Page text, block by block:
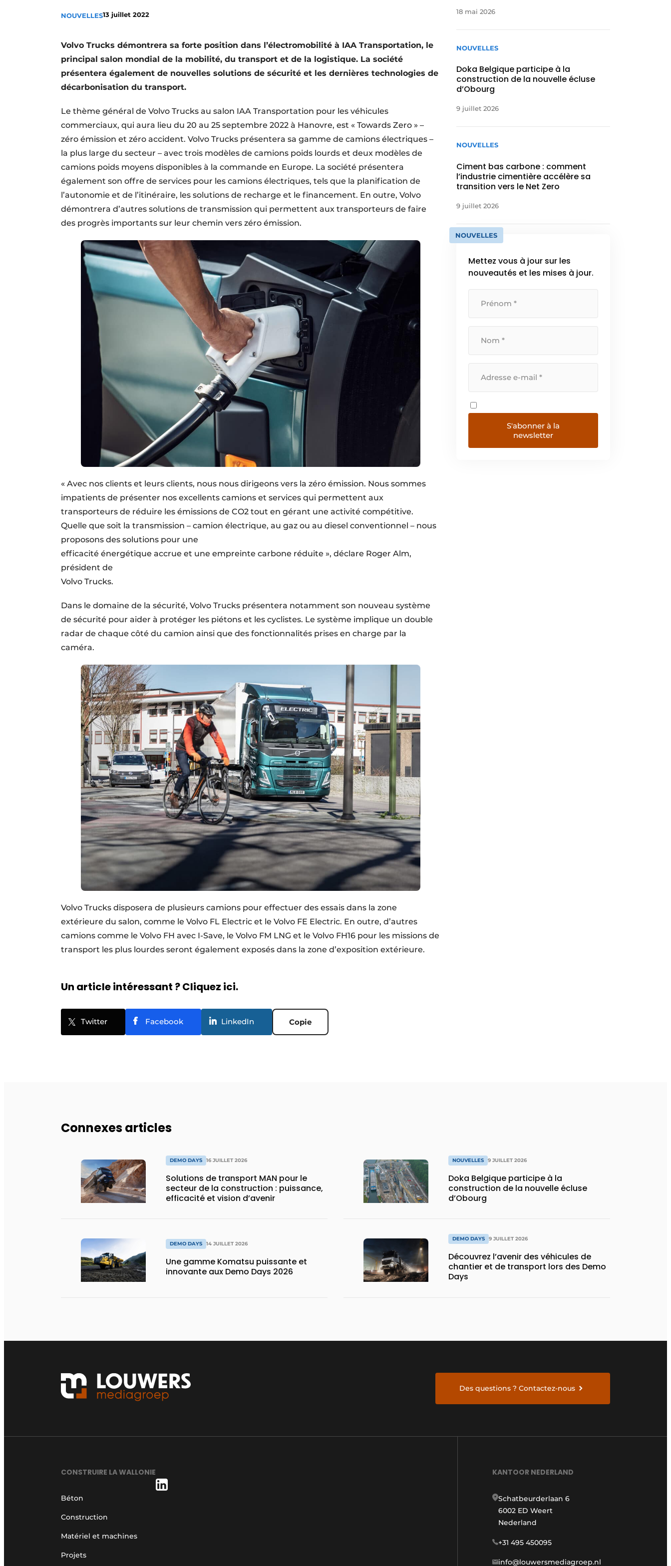
Termes et conditions
NOUVELLES13 juillet 2022
Volvo Trucks démontrera sa forte position dans l’électromobilité à IAA Transportation, le
principal salon mondial de la mobilité, du transport et de la logistique. La société
présentera également de nouvelles solutions de sécurité et les dernières technologies de
décarbonisation du transport.
Le thème général de Volvo Trucks au salon IAA Transportation pour les véhicules
commerciaux, qui aura lieu du 20 au 25 septembre 2022 à Hanovre, est « Towards Zero » –
zéro émission et zéro accident. Volvo Trucks présentera sa gamme de camions électriques –
la plus large du secteur – avec trois modèles de camions poids lourds et deux modèles de
camions poids moyens disponibles à la commande en Europe. La société présentera
également son offre de services pour les camions électriques, tels que la planification de
l’autonomie et de l’itinéraire, les solutions de recharge et le financement. En outre, Volvo
démontrera d’autres solutions de transmission qui permettent aux transporteurs de faire
des progrès importants sur leur chemin vers zéro émission.
« Avec nos clients et leurs clients, nous nous dirigeons vers la zéro émission. Nous sommes
impatients de présenter nos excellents camions et services qui permettent aux
transporteurs de réduire les émissions de CO2 tout en gérant une activité compétitive.
Quelle que soit la transmission – camion électrique, au gaz ou au diesel conventionnel – nous
proposons des solutions pour une
efficacité énergétique accrue et une empreinte carbone réduite », déclare Roger Alm,
président de
Volvo Trucks.
Dans le domaine de la sécurité, Volvo Trucks présentera notamment son nouveau système
de sécurité pour aider à protéger les piétons et les cyclistes. Le système implique un double
radar de chaque côté du camion ainsi que des fonctionnalités prises en charge par la
caméra.
Volvo Trucks disposera de plusieurs camions pour effectuer des essais dans la zone
extérieure du salon, comme le Volvo FL Electric et le Volvo FE Electric. En outre, d’autres
camions comme le Volvo FH avec I-Save, le Volvo FM LNG et le Volvo FH16 pour les missions de
transport les plus lourdes seront également exposés dans la zone d’exposition extérieure.
Un article intéressant ? Cliquez ici.
Twitter Facebook LinkedIn Copie
18 mai 2026
NOUVELLES
Doka Belgique participe à la
construction de la nouvelle écluse
d’Obourg
9 juillet 2026
NOUVELLES
Ciment bas carbone : comment
l’industrie cimentière accélère sa
transition vers le Net Zero
9 juillet 2026
NOUVELLES
Mettez vous à jour sur les
nouveautés et les mises à jour.
S'abonner à la
newsletter
Connexes articles
DEMO DAYS 16 JUILLET 2026
Solutions de transport MAN pour le
secteur de la construction : puissance,
efficacité et vision d’avenir
DEMO DAYS 14 JUILLET 2026
Une gamme Komatsu puissante et
innovante aux Demo Days 2026
NOUVELLES 9 JUILLET 2026
Doka Belgique participe à la
construction de la nouvelle écluse
d’Obourg
DEMO DAYS 9 JUILLET 2026
Découvrez l’avenir des véhicules de
chantier et de transport lors des Demo
Days
Des questions ? Contactez-nous
CONSTRUIRE LA WALLONIE
Béton
Construction
Matériel et machines
Projets
KANTOOR NEDERLAND
Schatbeurderlaan 6
6002 ED Weert
Nederland
+31 495 450095
info@louwersmediagroep.nl